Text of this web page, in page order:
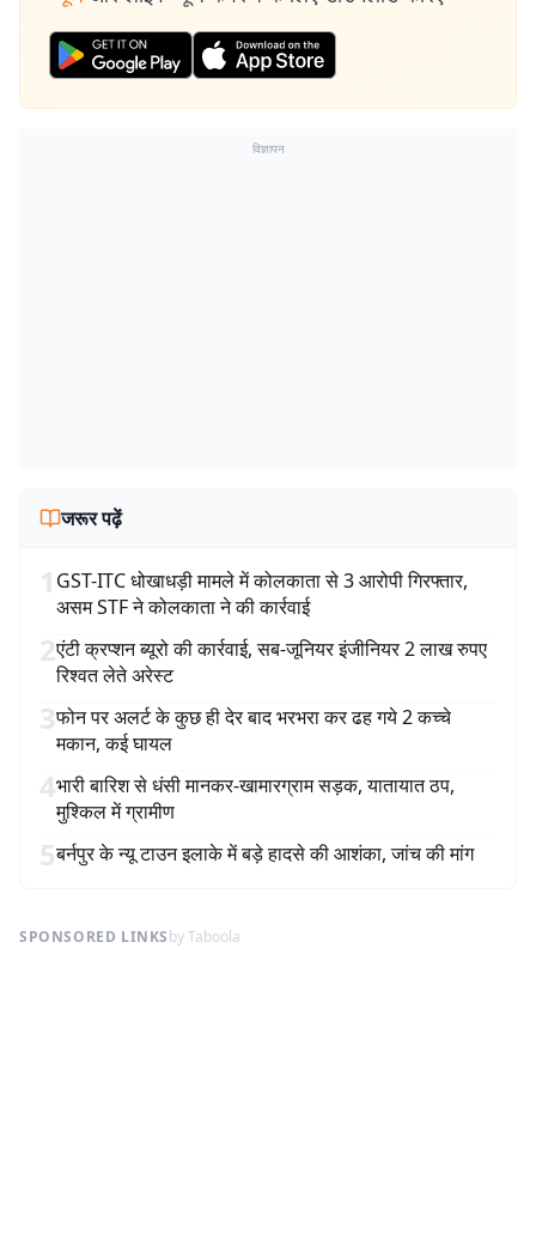
विज्ञापन
जरूर पढ़ें
1 GST-ITC धोखाधड़ी मामले में कोलकाता से 3 आरोपी गिरफ्तार,
असम STF ने कोलकाता ने की कार्रवाई
2एंटी क्रप्शन ब्यूरो की कार्रवाई, सब-जूनियर इंजीनियर 2 लाख रुपए
रिश्वत लेते अरेस्ट
3फोन पर अलर्ट के कुछ ही देर बाद भरभरा कर ढह गये 2 कच्चे
मकान, कई घायल
4भारी बारिश से धंसी मानकर-खामारग्राम सड़क, यातायात ठप,
मुश्किल में ग्रामीण
5बर्नपुर के न्यू टाउन इलाके में बड़े हादसे की आशंका, जांच की मांग
SPONSORED LINKSby Taboola